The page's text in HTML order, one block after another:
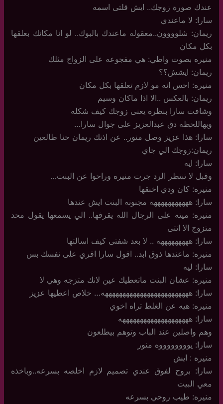
عندك صورة زوجك.. ايش قلتى اسمه
سارا: لا ماعندي
ريمان: شلوووون..معقوله ماعندك بالبوك.. لو انا مكانك بعلقها
بكل مكان
منيره بصوت واطي: هي مفجوعه على الزواج مثلك
ريمان: ايشش؟؟
منيره: احس انه مو لازم تعلقها بكل مكان
ريمان: بالعكس ..الا اذا ماكان وسيم
وشافت سارا بنظره يعنى زوجك كيف شكله
وبهاللحظه دق عبدالعزيز على جوال سارا…
سارا: هذا عزيز وصل منور.. عن اذنك ريمان حنا طالعين
ريمان:زوجك الي جاي
سارا: ايه
وقبل لا تنتظر الرد جرت منيره وراحوا عن البنت…
منيره: كان ودي اخنقها
سارا: هههههههههههه مجنونه البنت ايش عندها
منيره: ميته على الرجال الله يقرفها.. الي يسمعها يقول محد
متزوج الا انتى
سارا: هههههههههه .. لا بعد شفتى كيف اسالتها
منيره: ماعندها ذوق ابد.. اقول سارا اقري على نفسك بس
سارا: ليه
منيره: عشان البنت ماتعطيك عين لانك متزجه وهي لا
سارا: هههههههههههههههههههههههههه… خلاص اعطيها عزيز
منيره: هيه عن الغلط تراه اخوي
سارا: ههههههههههههههههههههه
وهم واصلين عند الباب وتوهم بيطلعون
سارا: يووووووووه منور
منيره : ايش
سارا: بروح لفوق عندي تصميم لازم اخلصه بسرعه..وباخذه
معي البيت
منيره: طيب روحي بسرعه